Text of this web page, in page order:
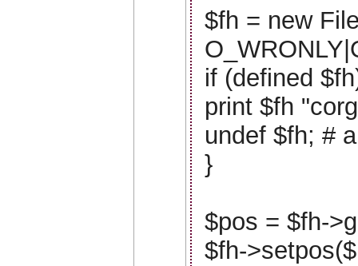
$fh = new
if (defined
print $fh
undef $fh; #
}
$pos = $fh-
$fh-